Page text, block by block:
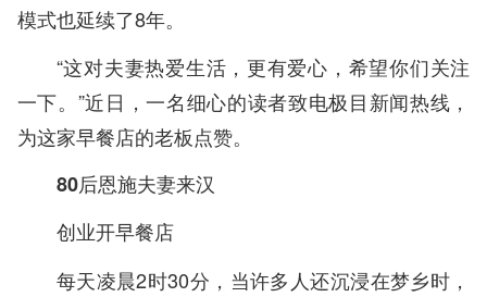
模式也延续了8年。
“这对夫妻热爱生活，更有爱心，希望你们关注
一下。”近日，一名细心的读者致电极目新闻热线，
为这家早餐店的老板点赞。
80后恩施夫妻来汉
创业开早餐店
每天凌晨2时30分，当许多人还沉浸在梦乡时，